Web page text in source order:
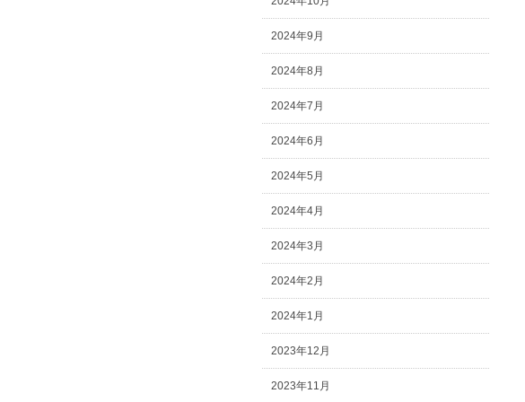
2024年9月
2024年8月
2024年7月
2024年6月
2024年5月
2024年4月
2024年3月
2024年2月
2024年1月
2023年12月
2023年11月